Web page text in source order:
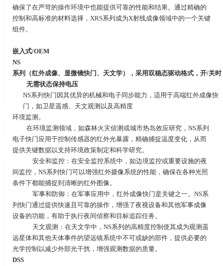
确保了在严苛的操作环境中也能提供可靠的性能和结果。通过精确的
控制和高标准的材料选择， XRS系列成为X射线成像领域中的一个关键
组件。
嵌入式/OEM
NS
系列（红外成像、显微镜快门、天文学），采用双稳态驱动格式，开/关时
无需状态保持电压
NS系列快门因其优异的机械和电子同步能力，适用于高端红外成像快
门，如卫星遥感、天文观测以及高精度
环境监测。
在环境监测领域，如森林火灾侦测或城市热岛效应研究， NS系列
电子快门应用于控制传感器的红外光暴露，精确捕捉温度变化，从而
提供关键数据以支持环境政策制定和科学研究。
安全和监控：在安全监控系统中，如边境监控或重要设施的夜
间监控， NS系列快门可以增强红外摄像系统的性能，确保在各种光照
条件下都能捕捉到清晰的红外图像。
军事和防御：在军事应用中，红外成像快门是关键之一。 NS系
列快门通过提供快速且可靠的操作，增强了夜视设备和其他军事成像
设备的功能，有助于执行夜间侦察和目标追踪任务。
天文观测：在天文学中， NS系列的高精度控制使其成为观测遥
远星体和其他天体事件的望远镜系统中不可或缺的部件，提供必要的
光学控制以减少外部光干扰，增强观测数据的质量。
DSS